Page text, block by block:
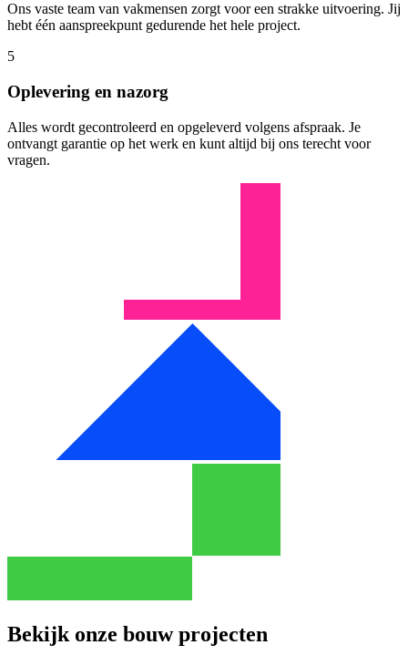
Ons vaste team van vakmensen zorgt voor een strakke uitvoering. Jij
hebt één aanspreekpunt gedurende het hele project.
5
Oplevering en nazorg
Alles wordt gecontroleerd en opgeleverd volgens afspraak. Je
ontvangt garantie op het werk en kunt altijd bij ons terecht voor
vragen.
Bekijk onze bouw projecten